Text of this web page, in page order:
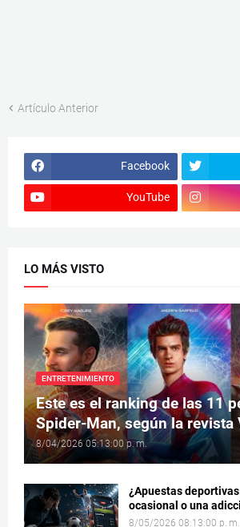
Artículo Anterior
Facebook
YouTube
LO MÁS VISTO
ENTRETENIMIENTO
Este es el ranking de las 11
Spider-Man, según la revista
8/04/2026 05:13:00 p. m.
¿Apuestas
ocasional o una
8/05/2026 08:13:00 p. m.